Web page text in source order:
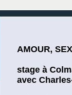
AMOUR,
stage à
avec